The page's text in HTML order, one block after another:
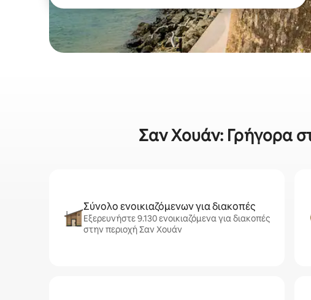
Σαν Χουάν: Γρήγορα
Σύνολο ενοικιαζόμενων για διακοπές
Εξερευνήστε 9.130 ενοικιαζόμενα για διακοπές
στην περιοχή Σαν Χουάν